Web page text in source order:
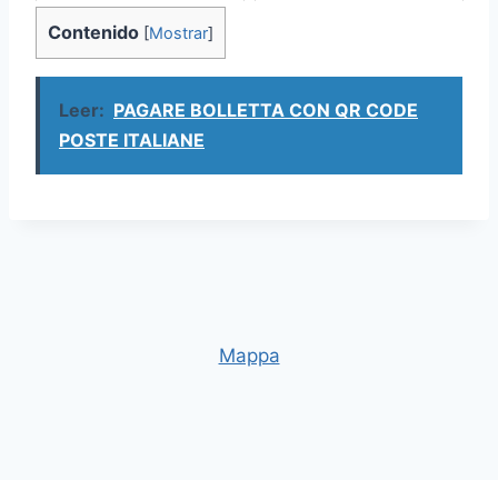
Contenido [Mostrar]
Leer: PAGARE BOLLETTA CON QR CODE
POSTE ITALIANE
Mappa